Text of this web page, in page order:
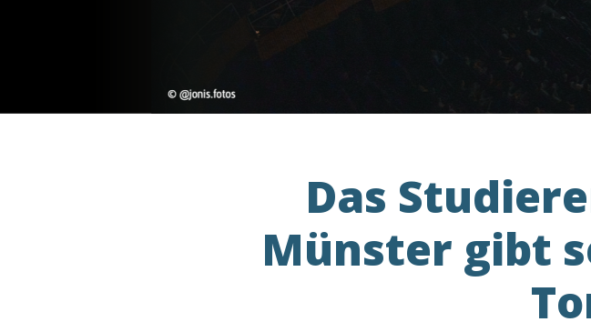
Das
Münster gibt